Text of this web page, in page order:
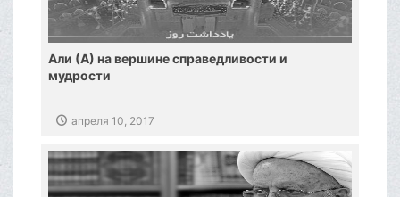
Али (А) на вершине справедливости и
мудрости
апреля 10, 2017